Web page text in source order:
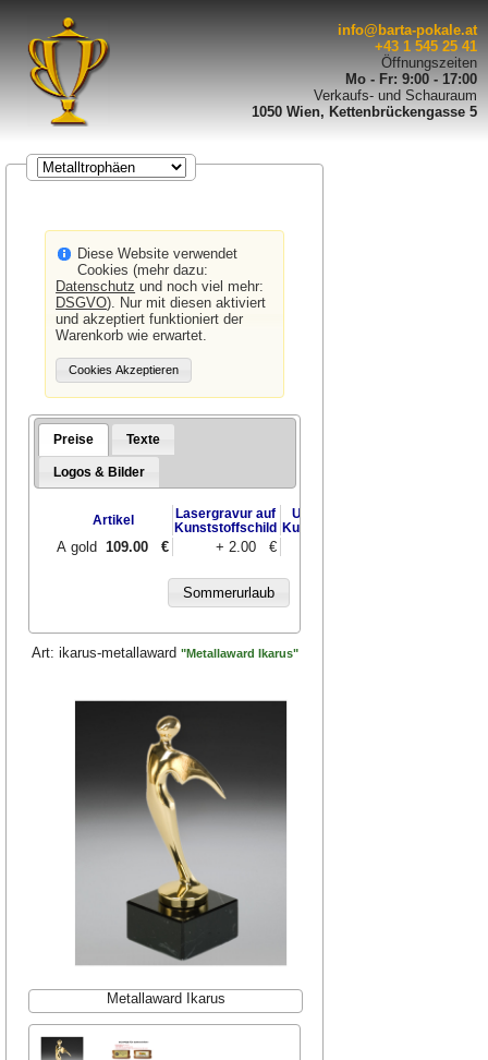
info@barta-pokale.at
+43 1 545 25 41
Öffnungszeiten
Mo - Fr: 9:00 - 17:00
Verkaufs- und Schauraum
1050 Wien, Kettenbrückengasse 5
Diese Website verwendet
Cookies (mehr dazu:
Datenschutz und noch viel mehr:
DSGVO). Nur mit diesen aktiviert
und akzeptiert funktioniert der
Warenkorb wie erwartet.
Preise Texte
Logos & Bilder
Artikel
Lasergravur auf
Kunststoffschild
UV-Druck auf
Kunststoffschild
A gold 109.00 € + 2.00 €
Art: ikarus-metallaward "Metallaward Ikarus"
Metallaward Ikarus